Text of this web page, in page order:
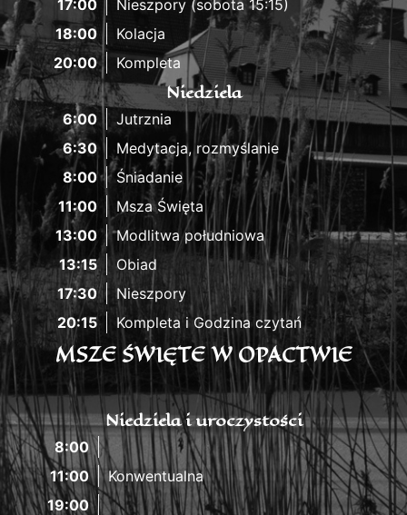
17:00
Nieszpory (sobota 15:15)
18:00
Kolacja
20:00
Kompleta
Niedziela
6:00
Jutrznia
6:30
Medytacja, rozmyślanie
8:00
Śniadanie
11:00
Msza Święta
13:00
Modlitwa południowa
13:15
Obiad
17:30
Nieszpory
20:15
Kompleta i Godzina czytań
MSZE ŚWIĘTE W OPACTWIE
Niedziela i uroczystości
8:00
11:00
Konwentualna
19:00